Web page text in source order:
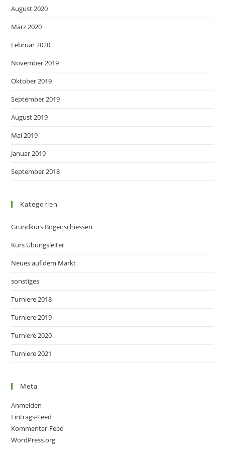
August 2020
März 2020
Februar 2020
November 2019
Oktober 2019
September 2019
August 2019
Mai 2019
Januar 2019
September 2018
Kategorien
Grundkurs Bogenschiessen
Kurs Übungsleiter
Neues auf dem Markt
sonstiges
Turniere 2018
Turniere 2019
Turniere 2020
Turniere 2021
Meta
Anmelden
Eintrags-Feed
Kommentar-Feed
WordPress.org